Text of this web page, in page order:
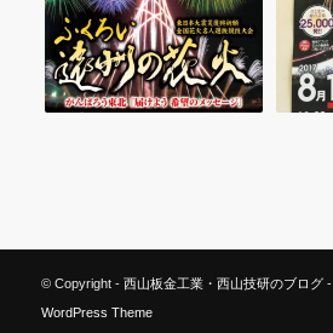
© Copyright - 西山板金工業・西山技研のブログ-
WordPress Theme